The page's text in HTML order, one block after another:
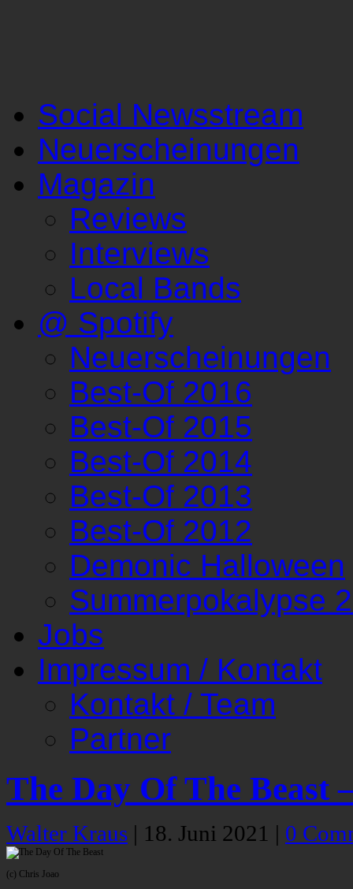
Social Newsstream
Neuerscheinungen
Magazin
Reviews
Interviews
Local Bands
@ Spotify
Neuerscheinungen
Best-Of 2016
Best-Of 2015
Best-Of 2014
Best-Of 2013
Best-Of 2012
Demonic Halloween
Summerpokalypse
Jobs
Impressum / Kontakt
Kontakt / Team
Partner
The Day Of The
Walter Kraus | 18. Juni 2021 | 0
(c) Chris Joao